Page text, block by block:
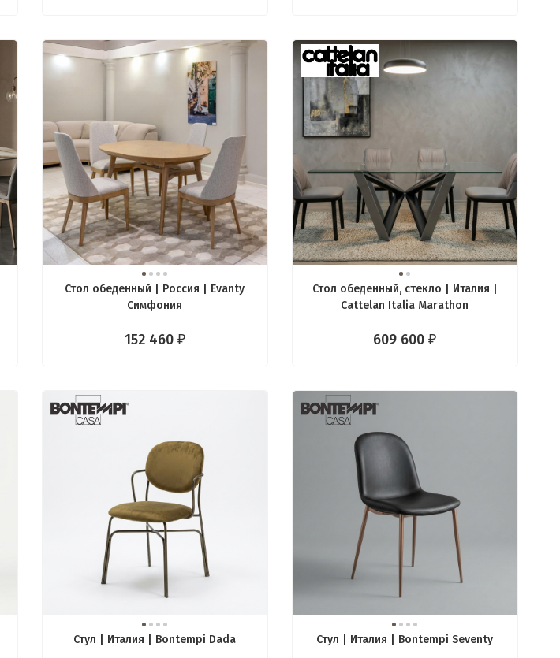
Стол обеденный | Россия | Evanty
Симфония
152 460 ₽
Стол обеденный, стекло | Италия |
Cattelan Italia Marathon
609 600₽
Стул | Италия | Bontempi Dada Стул | Италия | Bontempi Seventy